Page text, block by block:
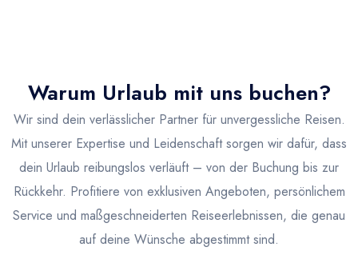
Warum Urlaub mit uns buchen?
Wir sind dein verlässlicher Partner für unvergessliche Reisen.
Mit unserer Expertise und Leidenschaft sorgen wir dafür, dass
dein Urlaub reibungslos verläuft – von der Buchung bis zur
Rückkehr. Profitiere von exklusiven Angeboten, persönlichem
Service und maßgeschneiderten Reiseerlebnissen, die genau
auf deine Wünsche abgestimmt sind.